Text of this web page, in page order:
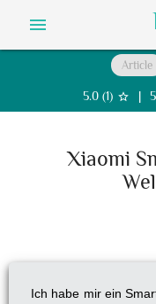
menu
Article
5.0(1) star_border |
Xiaomi
Ich habe mir ein